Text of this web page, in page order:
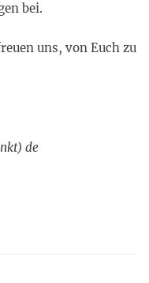
bei.
uns, von Euch zu
de